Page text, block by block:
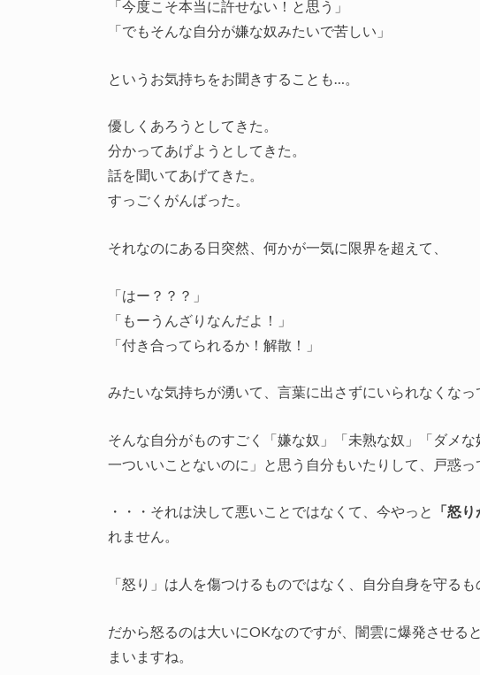
「今度こそ本当に許せない！と思う」
「でもそんな自分が嫌な奴みたいで苦しい」
というお気持ちをお聞きすることも…。
優しくあろうとしてきた。
分かってあげようとしてきた。
話を聞いてあげてきた。
すっごくがんばった。
それなのにある日突然、何かが一気に限界を超えて、
「はー？？？」
「もーうんざりなんだよ！」
「付き合ってられるか！解散！」
みたいな気持ちが湧いて、言葉に出さずにいられなくなっ
そんな自分がものすごく「嫌な奴」「未熟な奴」「ダメ
一ついいことないのに」と思う自分もいたりして、戸惑っ
・・・それは決して悪いことではなくて、今やっと 「怒
れません。
「怒り」は人を傷つけるものではなく、自分自身を守るも
だから怒るのは大いにOKなのですが、闇雲に爆発させる
まいますね。